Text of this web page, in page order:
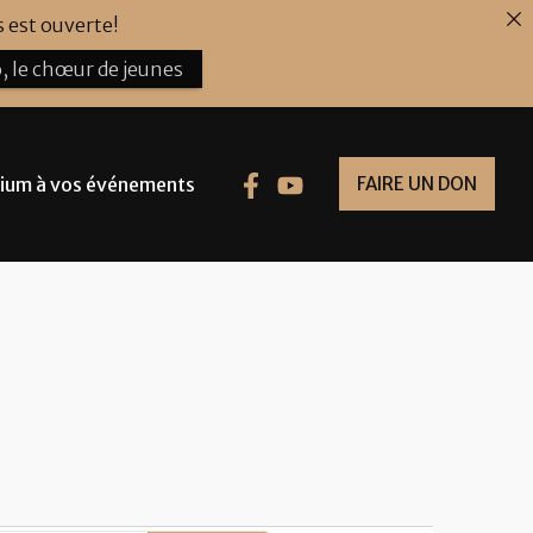
à vos événements FAIRE UN DON
est ouverte!
le chœur de jeunes